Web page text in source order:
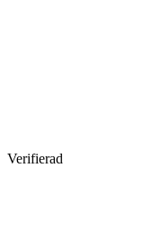
Verifierad